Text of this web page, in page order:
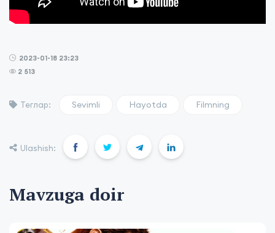
2023-01-18 23:23
2 513
Теглар: Sevimli Hayotda Filmning
Ulashish:
Mavzuga doir